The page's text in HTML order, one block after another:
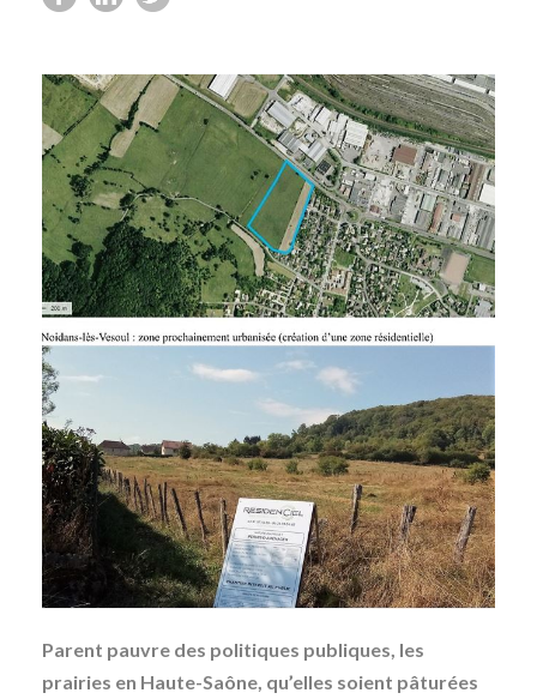
Parent pauvre des politiques publiques, les
prairies en Haute-Saône, qu’elles soient pâturées